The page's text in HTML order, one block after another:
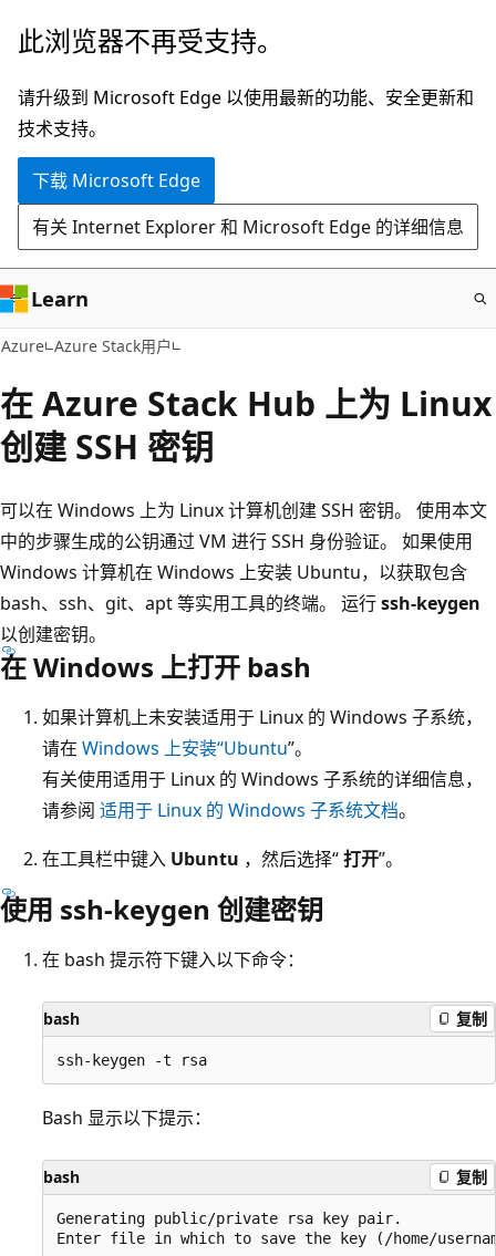
跳
主
要
内
此浏览器不再受支持。
请升级到 Microsoft Edge 以使用最新的功能、安全更新和
技术支持。
下载 Microsoft Edge
有关 Internet Explorer 和 Microsoft Edge 的详细信息
Learn
Azure Azure Stack用户
在 Azure Stack Hub 上为 Linux
创建 SSH 密钥
可以在 Windows 上为 Linux 计算机创建 SSH 密钥。 使用本文
中的步骤生成的公钥通过 VM 进行 SSH 身份验证。 如果使用
Windows 计算机在 Windows 上安装 Ubuntu，以获取包含
bash、ssh、git、apt 等实用工具的终端。 运行ssh-keygen
以创建密钥。
在 Windows 上打开 bash
如果计算机上未安装适用于 Linux 的 Windows 子系统，
请在 Windows 上安装“Ubuntu”。
有关使用适用于 Linux 的 Windows 子系统的详细信息，
请参阅 适用于 Linux 的 Windows 子系统文档。
在工具栏中键入 Ubuntu ，然后选择“打开”。
使用 ssh-keygen 创建密钥
在 bash 提示符下键入以下命令：
bash 复制
Bash 显示以下提示：
bash 复制
Generating public/private rsa key pair.